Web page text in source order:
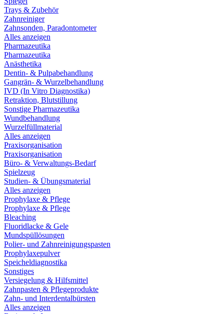
Trays & Zubehör
Zahnreiniger
Zahnsonden, Paradontometer
Alles anzeigen
Pharmazeutika
Pharmazeutika
Anästhetika
Dentin- & Pulpabehandlung
Gangrän- & Wurzelbehandlung
IVD (In Vitro Diagnostika)
Retraktion, Blutstillung
Sonstige Pharmazeutika
Wundbehandlung
Wurzelfüllmaterial
Alles anzeigen
Praxisorganisation
Praxisorganisation
Büro- & Verwaltungs-Bedarf
Spielzeug
Studien- & Übungsmaterial
Alles anzeigen
Prophylaxe & Pflege
Prophylaxe & Pflege
Bleaching
Fluoridlacke & Gele
Mundspüllösungen
Polier- und Zahnreinigungspasten
Prophylaxepulver
Speicheldiagnostika
Sonstiges
Versiegelung & Hilfsmittel
Zahnpasten & Pflegeprodukte
Zahn- und Interdentalbürsten
Alles anzeigen